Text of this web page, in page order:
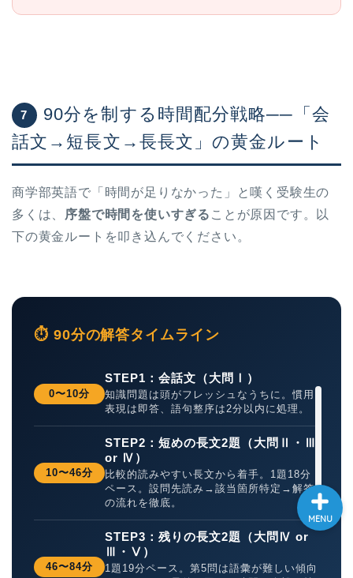
7
90分を制する時間配分戦略──「会
話文→短長文→長長文」の黄金ルート
商学部英語で「時間が足りなかった」と嘆く受験生の
多くは、
序盤で時間を使いすぎる ことが原因です。以
下の黄金ルートを叩き込んでください。
⏱ 90分の解答タイムライン
0〜10分
STEP1：会話文（大問Ⅰ）
知識問題は頭がフレッシュなうちに。慣用
表現は即答、語句整序は2分以内に処理。
10〜46分
STEP2：短めの長文2題（大問Ⅱ・Ⅲ
or Ⅳ）
比較的読みやすい長文から着手。1題18分
ペース。設問先読み→該当箇所特定→解答
の流れを徹底。
46〜84分
STEP3：残りの長文2題（大問Ⅳ or
Ⅲ・Ⅴ）
1題19分ペース。第5問は語彙が難しい傾向
MENU
原田高志の”ほぼ日刊”英語
学習＆大学入試英語コラム
“シン”・英会話スピード表
現
英語名言・格言・カッコい
過去記事
CONTACT